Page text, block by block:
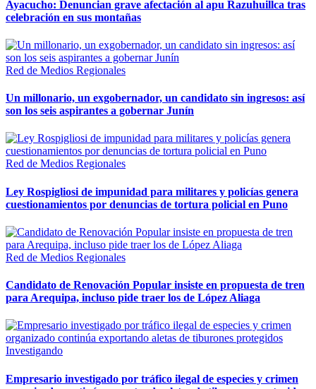
Ayacucho: Denuncian grave afectación al apu Razuhuillca tras
celebración en sus montañas
Red de Medios Regionales
Un millonario, un exgobernador, un candidato sin ingresos: así
son los seis aspirantes a gobernar Junín
Red de Medios Regionales
Ley Rospigliosi de impunidad para militares y policías genera
cuestionamientos por denuncias de tortura policial en Puno
Red de Medios Regionales
Candidato de Renovación Popular insiste en propuesta de tren
para Arequipa, incluso pide traer los de López Aliaga
Investigando
Empresario investigado por tráfico ilegal de especies y crimen